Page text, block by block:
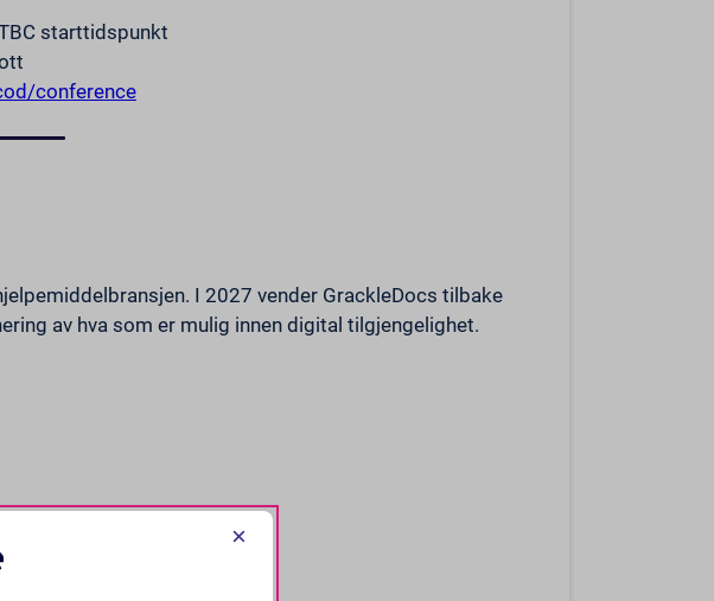
starttidspunkt
conference
I 2027 vender GrackleDocs tilbake
av hva som er mulig innen digital tilgjengelighet.
×